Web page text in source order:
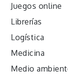
Juegos online
Librerías
Logística
Medicina
Medio